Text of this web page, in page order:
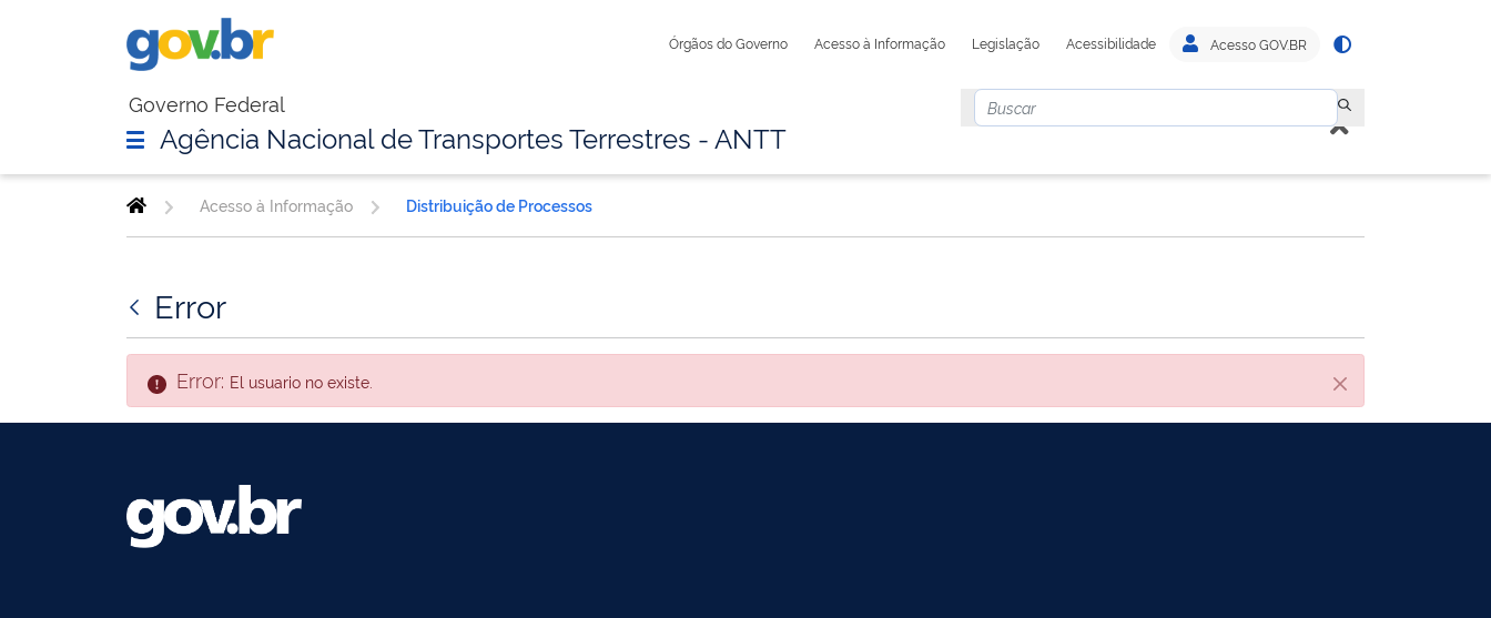
Órgãos do Governo Acesso à Informação Legislação Acessibilidade Acesso GOV.BR
Governo Federal
Agência Nacional de Transportes Terrestres - ANTT
Acesso à Informação Distribuição de Processos
Error
Cerrar
Error: El usuario no existe.